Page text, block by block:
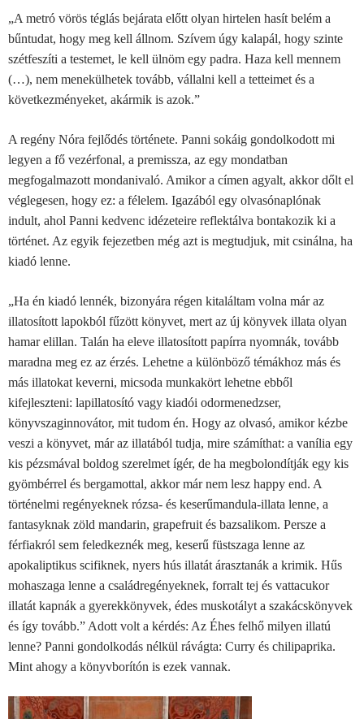
„A metró vörös téglás bejárata előtt olyan hirtelen hasít belém a
bűntudat, hogy meg kell állnom. Szívem úgy kalapál, hogy szinte
szétfeszíti a testemet, le kell ülnöm egy padra. Haza kell mennem
(…), nem menekülhetek tovább, vállalni kell a tetteimet és a
következményeket, akármik is azok.”
A regény Nóra fejlődés története. Panni sokáig gondolkodott mi
legyen a fő vezérfonal, a premissza, az egy mondatban
megfogalmazott mondanivaló. Amikor a címen agyalt, akkor dőlt el
véglegesen, hogy ez: a félelem. Igazából egy olvasónaplónak
indult, ahol Panni kedvenc idézeteire reflektálva bontakozik ki a
történet. Az egyik fejezetben még azt is megtudjuk, mit csinálna, ha
kiadó lenne.
„Ha én kiadó lennék, bizonyára régen kitaláltam volna már az
illatosított lapokból fűzött könyvet, mert az új könyvek illata olyan
hamar elillan. Talán ha eleve illatosított papírra nyomnák, tovább
maradna meg ez az érzés. Lehetne a különböző témákhoz más és
más illatokat keverni, micsoda munkakört lehetne ebből
kifejleszteni: lapillatosító vagy kiadói odormenedzser,
könyvszaginnovátor, mit tudom én. Hogy az olvasó, amikor kézbe
veszi a könyvet, már az illatából tudja, mire számíthat: a vanília egy
kis pézsmával boldog szerelmet ígér, de ha megbolondítják egy kis
gyömbérrel és bergamottal, akkor már nem lesz happy end. A
történelmi regényeknek rózsa- és keserűmandula-illata lenne, a
fantasyknak zöld mandarin, grapefruit és bazsalikom. Persze a
férfiakról sem feledkeznék meg, keserű füstszaga lenne az
apokaliptikus scifiknek, nyers hús illatát árasztanák a krimik. Hűs
mohaszaga lenne a családregényeknek, forralt tej és vattacukor
illatát kapnák a gyerekkönyvek, édes muskotályt a szakácskönyvek
és így tovább.” Adott volt a kérdés: Az Éhes felhő milyen illatú
lenne? Panni gondolkodás nélkül rávágta: Curry és chilipaprika.
Mint ahogy a könyvborítón is ezek vannak.